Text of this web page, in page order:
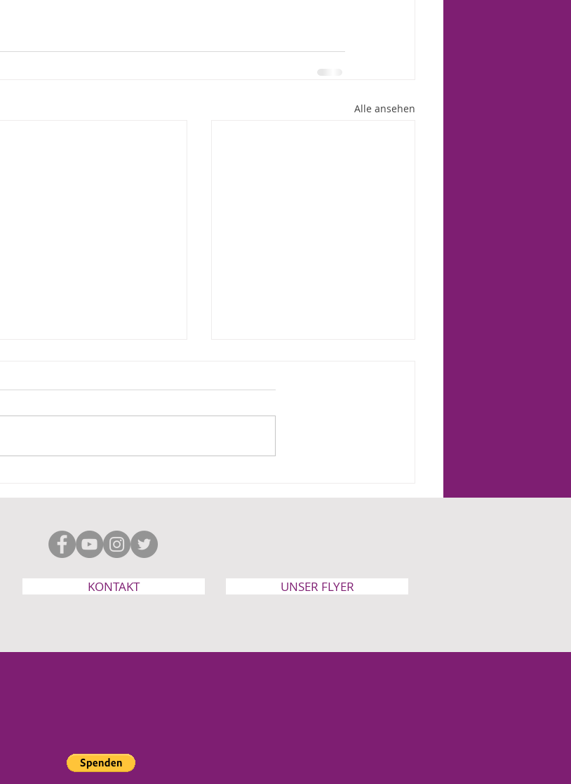
Alle ansehen
Familien Abbau: Die
Ehegatten Mitversicherung
vielfach als Projekt gesehen“
KONTAKT UNSER FLYER